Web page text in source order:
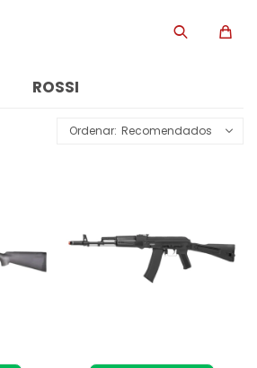
ROSSI
Recomendados